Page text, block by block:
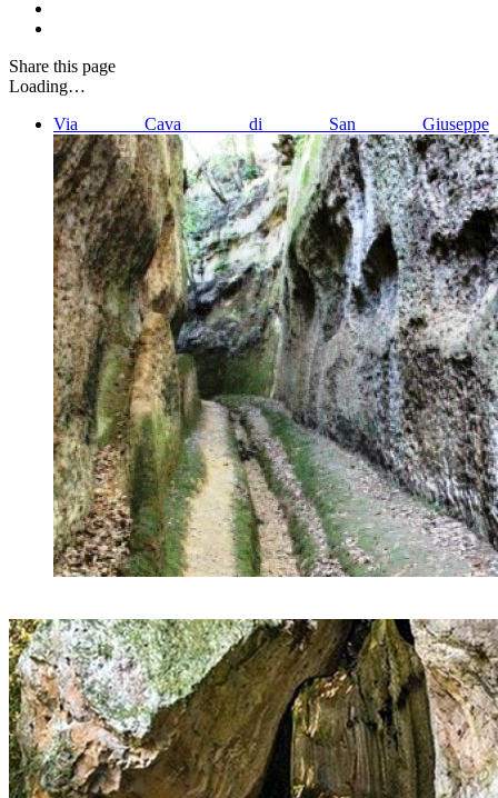
Share this page
Loading…
Via Cava di San Giuseppe